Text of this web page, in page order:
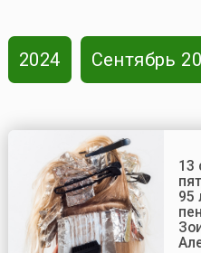
2024 Сентябрь
13
95